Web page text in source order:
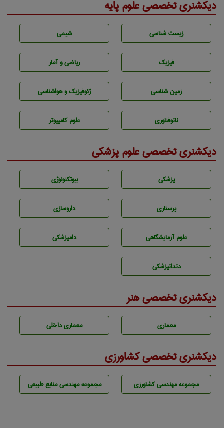
دیکشنری تخصصی علوم پایه
زيست شناسی شيمی
فیزیک ریاضی و آمار
زمين شناسی ژئوفيزيك و هواشناسی
نانوفناوری علوم کامپیوتر
دیکشنری تخصصی علوم پزشکی
پزشكی بيوتكنولوژی
پرستاری داروسازی
علوم آزمايشگاهی دامپزشكی
دندانپزشكی
دیکشنری تخصصی هنر
معماری معماری داخلی
دیکشنری تخصصی کشاورزی
مجموعه مهندسی كشاورزی مجموعه مهندسی منابع طبيعی